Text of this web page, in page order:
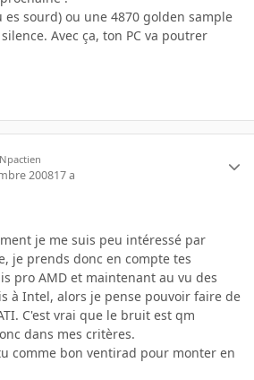
es sourd) ou une 4870 golden sample
Avec ça, ton PC va poutrer
200817 a
je me suis peu intéressé par
je prends donc en compte tes
pro AMD et maintenant au vu des
à Intel, alors je pense pouvoir faire de
C'est vrai que le bruit est qm
dans mes critères.
comme bon ventirad pour monter en